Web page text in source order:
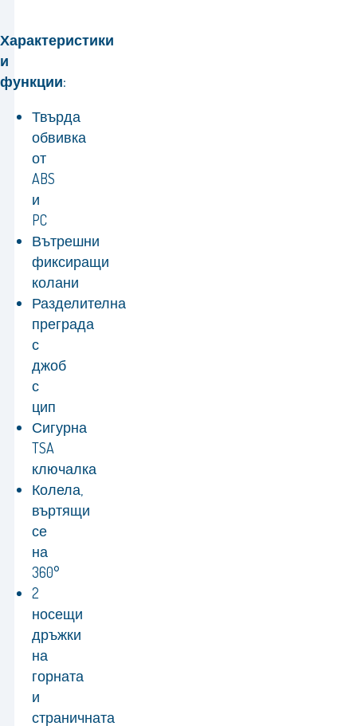
Характеристики
и
функции:
Твърда
обвивка
от
ABS
и
PC
Вътрешни
фиксиращи
колани
Разделителна
преграда
с
джоб
с
цип
Сигурна
TSA
ключалка
Колела,
въртящи
се
на
360°
2
носещи
дръжки
на
горната
и
страничната